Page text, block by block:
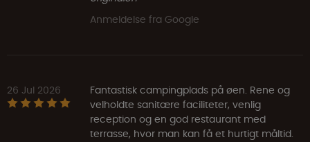
Anmeldelse fra Google
26 Jul 2026
Fantastisk campingplads på øen. Rene og
velholdte sanitære faciliteter, venlig
reception og en god restaurant med
terrasse, hvor man kan få et hurtigt måltid.